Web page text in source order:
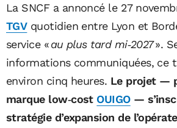
La SNCF a annoncé le 27
TGVquotidien entre Lyon et
service «au plus tard mi‑2027».
informations communiquées, ce
environ cinq heures. Le projet —
marque low‑cost OUIGO—
stratégie d’expansion de